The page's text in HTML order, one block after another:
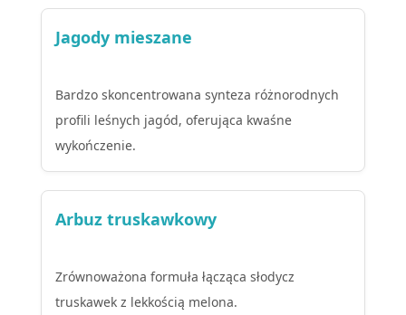
Jagody mieszane
Bardzo skoncentrowana synteza różnorodnych
profili leśnych jagód, oferująca kwaśne
wykończenie.
Arbuz truskawkowy
Zrównoważona formuła łącząca słodycz
truskawek z lekkością melona.